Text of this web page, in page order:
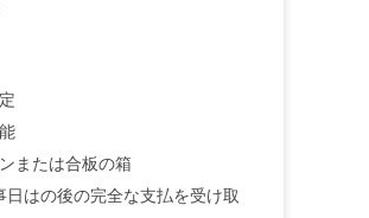
または合板の箱
日はの後の完全な支払を受け取